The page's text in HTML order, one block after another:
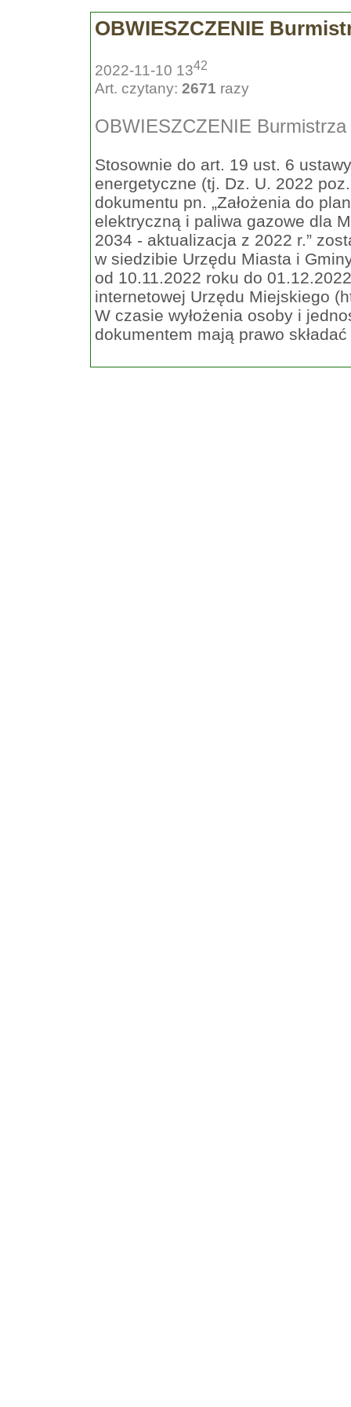
OBWIESZCZENIE
2022-11-10 1342
Art. czytany: 2671 razy
OBWIESZCZENIE
Stosownie do art. 19 ust. 6
energetyczne (tj. Dz. U. 2022
dokumentu pn. „Założenia do
elektryczną i paliwa gazowe dla
2034 - aktualizacja z 2022 r.”
w siedzibie Urzędu Miasta i
od 10.11.2022 roku do
internetowej Urzędu Miejskiego
W czasie wyłożenia osoby i
dokumentem mają prawo